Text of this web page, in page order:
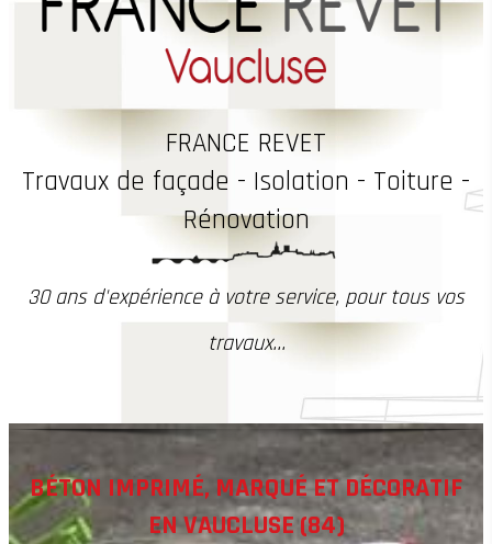
FRANCE REVET
Travaux de façade - Isolation - Toiture -
Rénovation
30 ans d'expérience à votre service, pour tous vos
travaux...
BÉTON IMPRIMÉ, MARQUÉ ET DÉCORATIF
EN VAUCLUSE (84)